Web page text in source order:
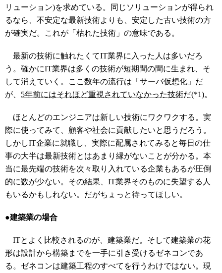
リューション)を求めている。同じソリューションが得られ
るなら、不安定な最新技術よりも、安定した古い技術の方
が確実だ。これが「枯れた技術」の意味である。
最新の技術に触れたくてIT業界に入った人は多いだろ
う。確かにIT業界は多くの技術が短期間の間に生まれ、そ
して消えていく。ここ数年の流行は「サーバ仮想化」だ
が、 5年前にはそれほど重視されていなかった技術だ(*1)。
ほとんどのエンジニアは新しい技術にワクワクする。実
際に使ってみて、顧客や社会に貢献したいと思うだろう。
しかしIT企業に就職し、実際に配属されてみると毎日の仕
事の大半は最新技術とはあまり縁がないことが分かる。本
当に最先端の技術を次々取り入れている企業もあるが圧倒
的に数が少ない。その結果、IT業界そのものに失望する人
もいるかもしれない。だがちょっと待ってほしい。
●建築業の場合
ITとよく比較されるのが、建築業だ。そして建築業の花
形は設計から構築までを一手に引き受けるゼネコンであ
る。ゼネコンは建築工程のすべてを行うわけではない。現